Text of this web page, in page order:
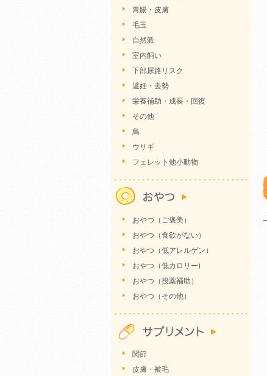
胃腸・皮膚
毛玉
自然派
室内飼い
下部尿路リスク
避妊・去勢
栄養補助・成長・回復
その他
鳥
ウサギ
フェレット他小動物
おやつ（ご褒美）
おやつ（食欲がない）
おやつ（低アレルゲン）
おやつ（低カロリー)
おやつ（投薬補助）
おやつ（その他）
関節
皮膚・被毛